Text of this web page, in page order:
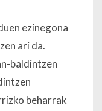
ezinegona
ari da.
baldintzen
beharrak